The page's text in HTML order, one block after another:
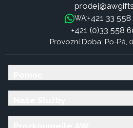
WA:+421 33
+421 (0)33 558
Provozní Doba: Po-Pá,